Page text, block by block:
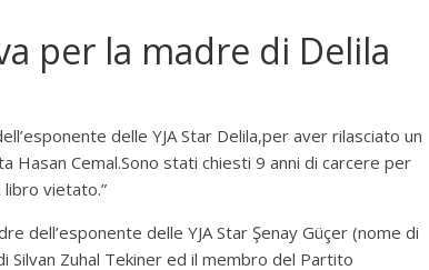
per la madre di Delila
delle YJA Star Delila,per aver rilasciato un
Hasan Cemal.Sono stati chiesti 9 anni di carcere per
libro vietato.”
dell’esponente delle YJA Star Şenay Güçer (nome di
Silvan Zuhal Tekiner ed il membro del Partito